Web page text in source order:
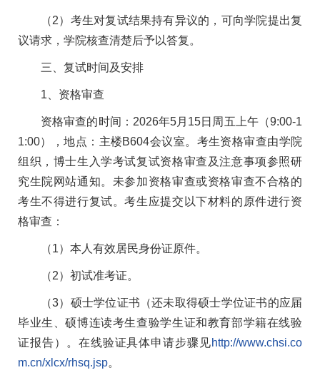
（2）考生对复试结果持有异议的，可向学院提出复
议请求，学院核查清楚后予以答复。
三、复试时间及安排
1、资格审查
资格审查的时间：2026年5月15日周五上午（9:00-1
1:00），地点：主楼B604会议室。考生资格审查由学院
组织，博士生入学考试复试资格审查及注意事项参照研
究生院网站通知。未参加资格审查或资格审查不合格的
考生不得进行复试。考生应提交以下材料的原件进行资
格审查：
（1）本人有效居民身份证原件。
（2）初试准考证。
（3）硕士学位证书（还未取得硕士学位证书的应届
毕业生、硕博连读考生查验学生证和教育部学籍在线验
证报告）。在线验证具体申请步骤见http://www.chsi.co
m.cn/xlcx/rhsq.jsp。